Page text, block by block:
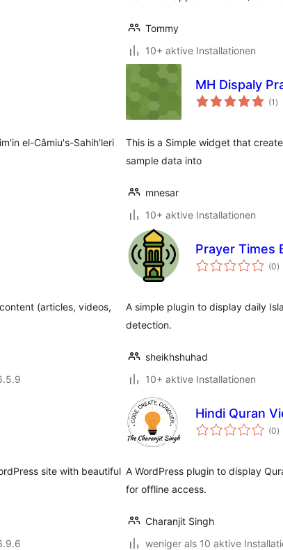
Tommy
10+ aktive Installationen
el-Câmiu's-Sahih'leri
MH Dispaly
(1 )
This is a Simple widget that
sample data into
mnesar
10+ aktive Installationen
(articles, videos,
Prayer Times
(0)
A simple plugin to display daily
detection.
sheikhshuhad
10+ aktive Installationen
site with beautiful
Hindi Quran
(0)
A WordPress plugin to display
for offline access.
Charanjit Singh
weniger als 10 aktive